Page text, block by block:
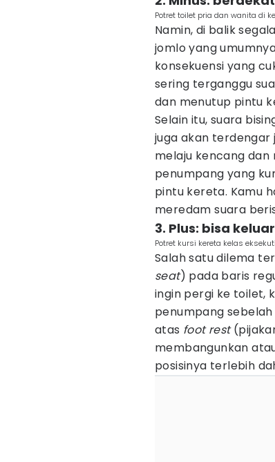
Potret toilet pria dan wanita di
Namin, di balik
jomlo yang
konsekuensi yang
sering terganggu
dan menutup pintu
Selain itu, suara
juga akan
melaju kencang
penumpang yang
pintu kereta. Kamu
meredam suara
3. Plus: bisa
Potret kursi kereta kelas
Salah satu dilema
seat) pada baris
ingin pergi ke toilet,
penumpang
atas foot rest
membangunkan
posisinya terlebih